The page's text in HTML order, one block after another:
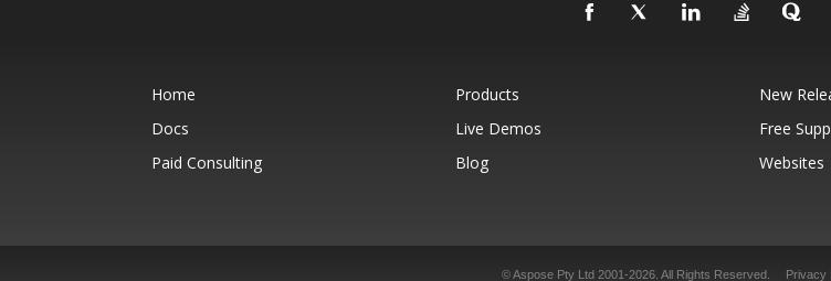
Home Products New
Docs
Live Demos Free
Paid Consulting
Blog Websites
© Aspose Pty Ltd 2001-2026. All Rights Reserved. Privacy